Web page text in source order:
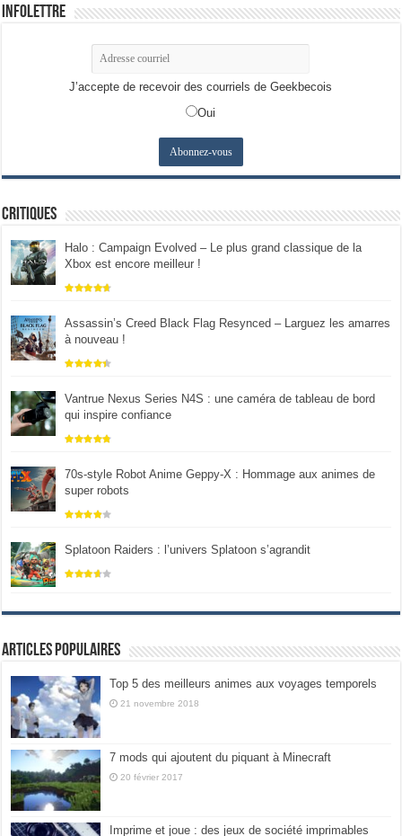
Infolettre
J’accepte de recevoir des courriels de Geekbecois
Oui
Critiques
Halo : Campaign Evolved – Le plus grand classique de la
Xbox est encore meilleur !
Assassin’s Creed Black Flag Resynced – Larguez les amarres
à nouveau !
Vantrue Nexus Series N4S : une caméra de tableau de bord
qui inspire confiance
70s-style Robot Anime Geppy-X : Hommage aux animes de
super robots
Splatoon Raiders : l’univers Splatoon s’agrandit
Articles populaires
Top 5 des meilleurs animes aux voyages temporels
21 novembre 2018
7 mods qui ajoutent du piquant à Minecraft
20 février 2017
Imprime et joue : des jeux de société imprimables